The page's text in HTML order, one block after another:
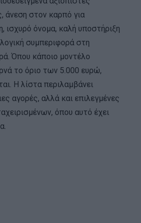
άνεση στον καρπό για
ισχυρό όνομα, καλή υποστήριξη
συμπεριφορά στη
Όπου κάποιο μοντέλο
το όριο των 5.000 ευρώ,
Η λίστα περιλαμβάνει
αγορές, αλλά και επιλεγμένες
όπου αυτό έχει